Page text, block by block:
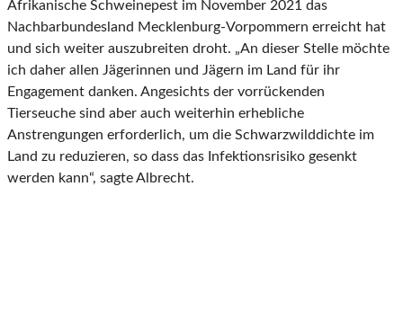
Afrikanische Schweinepest im November 2021 das
Nachbarbundesland Mecklenburg-Vorpommern erreicht hat
und sich weiter auszubreiten droht. „An dieser Stelle möchte
ich daher allen Jägerinnen und Jägern im Land für ihr
Engagement danken. Angesichts der vorrückenden
Tierseuche sind aber auch weiterhin erhebliche
Anstrengungen erforderlich, um die Schwarzwilddichte im
Land zu reduzieren, so dass das Infektionsrisiko gesenkt
werden kann“, sagte Albrecht.